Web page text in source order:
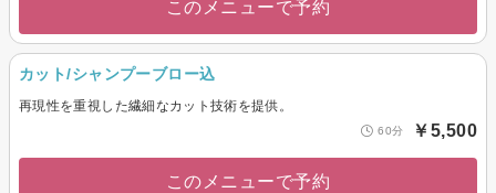
このメニューで予約
カット/シャンプーブロー込
再現性を重視した繊細なカット技術を提供。
60分 ￥5,500
このメニューで予約